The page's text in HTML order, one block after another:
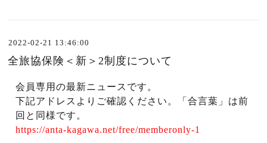
2022-02-21 13:46:00
全旅協保険＜新＞2制度について
会員専用の最新ニュースです。
下記アドレスよりご確認ください。「合言葉」は前
回と同様です。
https://anta-kagawa.net/free/memberonly-1